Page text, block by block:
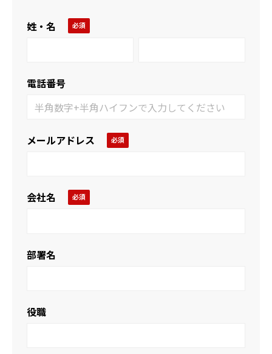
姓・名
電話番号
メールアドレス
会社名
部署名
役職